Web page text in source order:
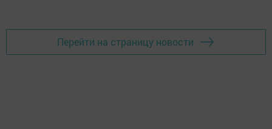
Перейти на страницу новости